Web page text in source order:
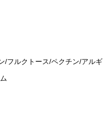
/フルクトース/ペクチン/アルギ